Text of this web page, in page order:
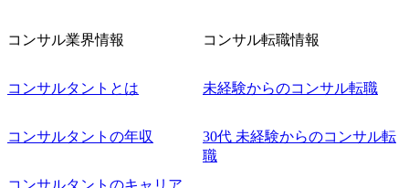
コンサル業界情報
コンサルタントとは
コンサルタントの年収
コンサルタントのキャリア
コンサル転職情報
未経験からのコンサル転職
30代 未経験からのコンサル転
職